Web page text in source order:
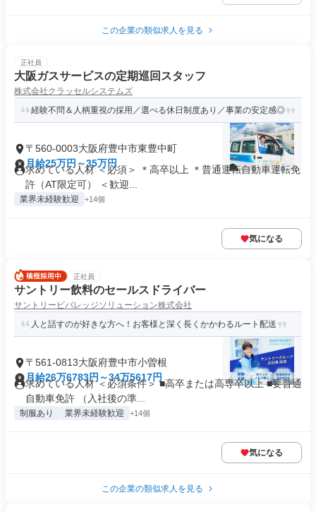
この企業の類似求人を見る
正社員
大阪ガスサービスの定期巡回スタッフ
株式会社クラッセルシステムズ
経験不問＆人柄重視の採用／選べる休日制度あり／事業の安定感◎
〒560-0003大阪府豊中市東豊中町
月給25万円～35万円
求めている人材 ＜必須＞ ＊高卒以上 ＊普通運転自動車運転免
許（AT限定可） ＜歓迎...
業界未経験歓迎 +14個
気になる
正社員
サントリー飲料のセールスドライバー
サントリービバレッジソリューション株式会社
人と話すのが好きな方へ！お客様と深く長くかかわるルート配送
〒561-0813大阪府豊中市小曽根
月給26万6783円～34万5617円
求めている人材 ＜必須条件＞ ■高卒または高専卒以上 ■要普通
自動車免許 （入社後の準...
制服あり 業界未経験歓迎 +14個
気になる
この企業の類似求人を見る